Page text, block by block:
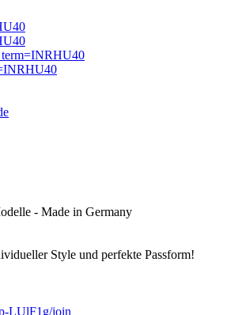
- Made in Germany
Style und perfekte Passform!
LUlF1g/join